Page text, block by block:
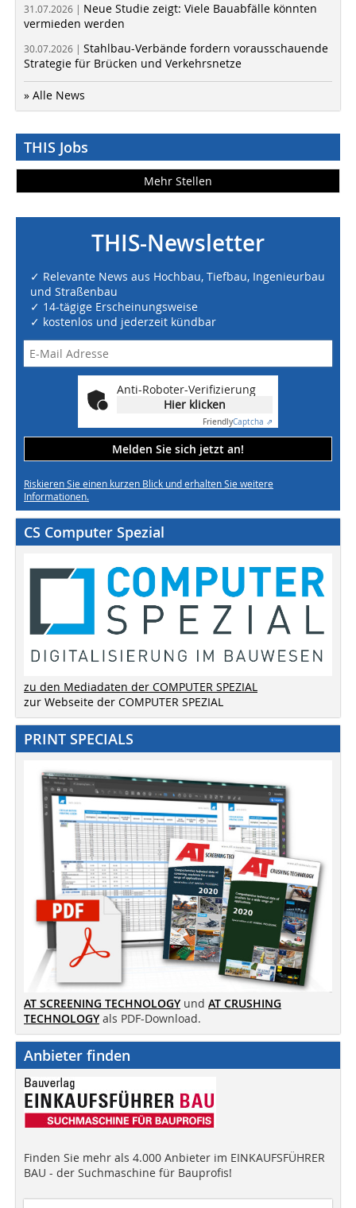
31.07.2026 | Neue Studie zeigt: Viele Bauabfälle könnten
vermieden werden
30.07.2026 | Stahlbau-Verbände fordern vorausschauende
Strategie für Brücken und Verkehrsnetze
» Alle News
THIS Jobs
Mehr Stellen
THIS-Newsletter
✓ Relevante News aus Hochbau, Tiefbau, Ingenieurbau
und Straßenbau
✓ 14-tägige Erscheinungsweise
✓ kostenlos und jederzeit kündbar
Anti-Roboter-Verifizierung
Hier klicken
FriendlyCaptcha ⇗
Melden Sie sich jetzt an!
Riskieren Sie einen kurzen Blick und erhalten Sie weitere
Informationen.
CS Computer Spezial
zu den Mediadaten der COMPUTER SPEZIAL
zur Webseite der COMPUTER SPEZIAL
PRINT SPECIALS
AT SCREENING TECHNOLOGY und AT CRUSHING
TECHNOLOGY als PDF-Download.
Anbieter finden
Finden Sie mehr als 4.000 Anbieter im EINKAUFSFÜHRER
BAU - der Suchmaschine für Bauprofis!